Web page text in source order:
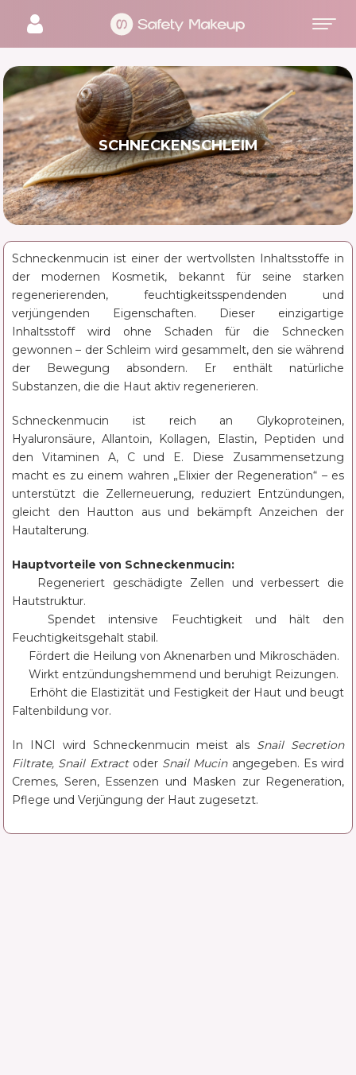
SCHNECKENSCHLEIM
Schneckenmucin ist einer der wertvollsten Inhaltsstoffe in
der modernen Kosmetik, bekannt für seine starken
regenerierenden, feuchtigkeitsspendenden und
verjüngenden Eigenschaften. Dieser einzigartige
Inhaltsstoff wird ohne Schaden für die Schnecken
gewonnen – der Schleim wird gesammelt, den sie während
der Bewegung absondern. Er enthält natürliche
Substanzen, die die Haut aktiv regenerieren.
Schneckenmucin ist reich an Glykoproteinen,
Hyaluronsäure, Allantoin, Kollagen, Elastin, Peptiden und
den Vitaminen A, C und E. Diese Zusammensetzung
macht es zu einem wahren „Elixier der Regeneration“ – es
unterstützt die Zellerneuerung, reduziert Entzündungen,
gleicht den Hautton aus und bekämpft Anzeichen der
Hautalterung.
Hauptvorteile von Schneckenmucin:
🐌 Regeneriert geschädigte Zellen und verbessert die
Hautstruktur.
💧 Spendet intensive Feuchtigkeit und hält den
Feuchtigkeitsgehalt stabil.
✨ Fördert die Heilung von Aknenarben und Mikroschäden.
🌿 Wirkt entzündungshemmend und beruhigt Reizungen.
🧡 Erhöht die Elastizität und Festigkeit der Haut und beugt
Faltenbildung vor.
In INCI wird Schneckenmucin meist als Snail Secretion
Filtrate, Snail Extractoder Snail Mucinangegeben. Es wird
Cremes, Seren, Essenzen und Masken zur Regeneration,
Pflege und Verjüngung der Haut zugesetzt.